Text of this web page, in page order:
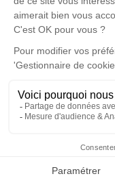
Faire-part
petits-enfants un
toujours sentir qui
autour d’elle.
Pour celles et ceux
à notre mère, nous
d’Annecy qui l’a
https://